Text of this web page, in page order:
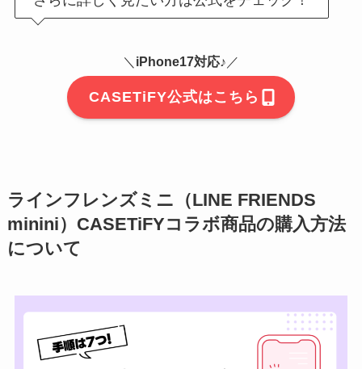
＼ iPhone17対応♪ ／
CASETiFY公式はこちら
ラインフレンズミニ（LINE FRIENDS
minini）CASETiFYコラボ商品の購入方法
について